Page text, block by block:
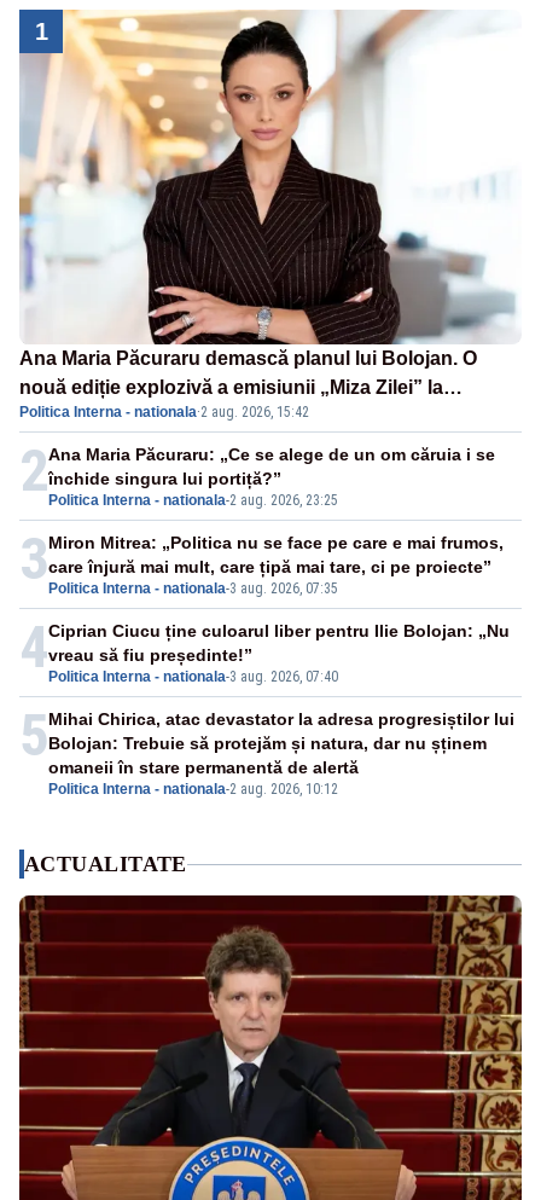
1
Ana Maria Păcuraru demască planul lui Bolojan. O
nouă ediție explozivă a emisiunii „Miza Zilei” la
Realitatea PLUS
Politica Interna - nationala·2 aug. 2026, 15:42
2 Politica Interna - nationala-2 aug. 2026, 23:25
Ana Maria Păcuraru: „Ce se alege de un om căruia i se
închide singura lui portiță?”
3 Politica Interna - nationala-3 aug. 2026, 07:35
Miron Mitrea: „Politica nu se face pe care e mai frumos,
care înjură mai mult, care țipă mai tare, ci pe proiecte”
4 Politica Interna - nationala-3 aug. 2026, 07:40
Ciprian Ciucu ține culoarul liber pentru Ilie Bolojan: „Nu
vreau să fiu președinte!”
5
Politica Interna - nationala-2 aug. 2026, 10:12
Mihai Chirica, atac devastator la adresa progresiștilor lui
Bolojan: Trebuie să protejăm și natura, dar nu șținem
omaneii în stare permanentă de alertă
ACTUALITATE